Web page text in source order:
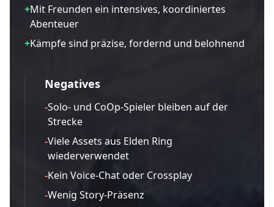
+Mit Freunden ein intensives, koordiniertes
Abenteuer
+Kämpfe sind präzise, fordernd und belohnend
Negatives
-Solo- und CoOp-Spieler bleiben auf der
Strecke
-Viele Assets aus Elden Ring
wiederverwendet
-Kein Voice-Chat oder Crossplay
-Wenig Story-Präsenz